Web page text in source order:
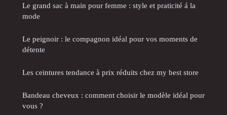
Le grand sac à main pour femme : style et praticité á la
mode
Le peignoir : le compagnon idéal pour vos moments de
détente
Les ceintures tendance à prix réduits chez my best store
Bandeau cheveux : comment choisir le modèle idéal pour
vous ?